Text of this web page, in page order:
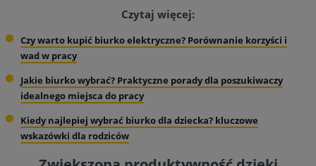
Czytaj więcej:
Czy warto kupić biurko elektryczne? Porównanie korzyści i
wad w pracy
Jakie biurko wybrać? Praktyczne porady dla poszukiwaczy
idealnego miejsca do pracy
Kiedy najlepiej wybrać biurko dla dziecka? kluczowe
wskazówki dla rodziców